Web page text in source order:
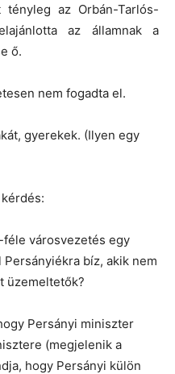
az Orbán-Tarlós-
az államnak a
ő.
nem fogadta el.
gyerekek. (Ilyen egy
városvezetés egy
bíz, akik nem
üzemeltetők?
Persányi miniszter
(megjelenik a
hogy Persányi külön